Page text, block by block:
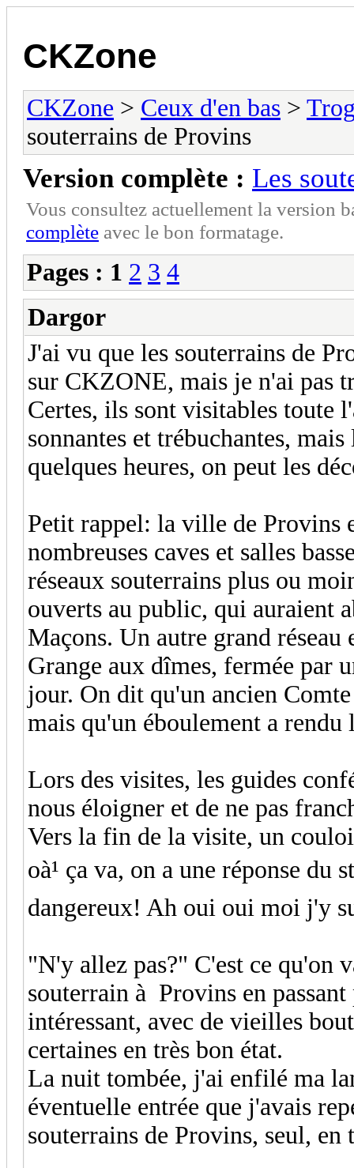
CKZone
CKZone > Ceux d'en bas >
souterrains de Provins
Version complète : Les
Vous consultez actuellement la version
complète avec le bon formatage.
Pages : 1 2 3 4
Dargor
J'ai vu que les souterrains de
sur CKZONE, mais je n'ai pas
Certes, ils sont visitables toute
sonnantes et trébuchantes,
quelques heures, on peut les
Petit rappel: la ville de Provins
nombreuses caves et salles
réseaux souterrains plus ou
ouverts au public, qui auraient
Maçons. Un autre grand
Grange aux dîmes, fermée par
jour. On dit qu'un ancien
mais qu'un éboulement a rendu
Lors des visites, les guides
nous éloigner et de ne pas
Vers la fin de la visite, un
oà¹ ça va, on a une réponse du
dangereux! Ah oui oui moi j'y
"N'y allez pas?" C'est ce qu'on
souterrain à Provins en
intéressant, avec de vieilles
certaines en très bon état.
La nuit tombée, j'ai enfilé ma
éventuelle entrée que j'avais
souterrains de Provins, seul, en